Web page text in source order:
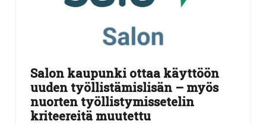
Salon kaupunki ottaa käyttöön
uuden työllistämislisän – myös
nuorten työllistymissetelin
kriteereitä muutettu